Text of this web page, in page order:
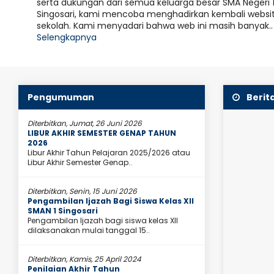
serta dukungan dari semua keluarga besar SMA Negeri 1
Singosari, kami mencoba menghadirkan kembali
sekolah. Kami menyadari bahwa web ini masih banyak..
Selengkapnya
Disetiap Kesulitan Pasti Ada
Motivasi
dalam ajang
Championship
terbaik dari Asia Tenggara ini..
7
tema
Pengumuman
Diterbitkan, Jumat, 26 Juni 2026
LIBUR AKHIR SEMESTER GENAP TAHUN
2026
Libur Akhir Tahun Pelajaran 2025/2026 atau
Libur Akhir Semester Genap..
Diterbitkan, Senin, 15 Juni 2026
Pengambilan Ijazah Bagi Siswa Kelas XII
SMAN 1 Singosari
Pengambilan Ijazah bagi siswa kelas XII
dilaksanakan mulai tanggal 15..
Diterbitkan, Kamis, 25 April 2024
Penilaian Akhir Tahun